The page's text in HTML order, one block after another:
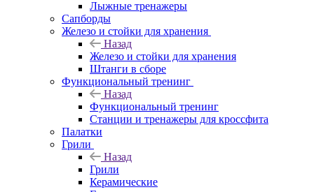
Лыжные тренажеры
Сапборды
Железо и стойки для хранения
Назад
Железо и стойки для хранения
Штанги в сборе
Функциональный тренинг
Назад
Функциональный тренинг
Станции и тренажеры для кроссфита
Палатки
Грили
Назад
Грили
Керамические